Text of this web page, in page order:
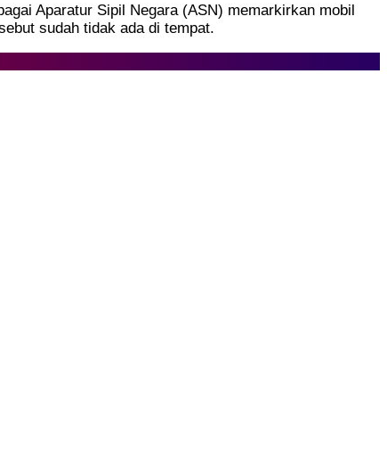
Aparatur Sipil Negara (ASN) memarkirkan mobil
sudah tidak ada di tempat.